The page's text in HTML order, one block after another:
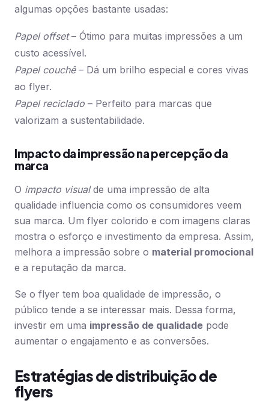
algumas opções bastante usadas:
Papel offset– Ótimo para muitas impressões a um
custo acessível.
Papel couchê– Dá um brilho especial e cores vivas
ao flyer.
Papel reciclado – Perfeito para marcas que
valorizam a sustentabilidade.
Impacto da impressão na percepção da
marca
O impacto visualde uma impressão de alta
qualidade influencia como os consumidores veem
sua marca. Um flyer colorido e com imagens claras
mostra o esforço e investimento da empresa. Assim,
melhora a impressão sobre o material promocional
e a reputação da marca.
Se o flyer tem boa qualidade de impressão, o
público tende a se interessar mais. Dessa forma,
investir em uma impressão de qualidade pode
aumentar o engajamento e as conversões.
Estratégias de distribuição de
flyers